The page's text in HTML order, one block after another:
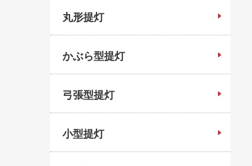
丸形提灯
かぶら型提灯
弓張型提灯
小型提灯